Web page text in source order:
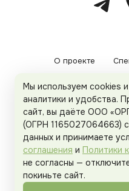
О проекте
Рекламодателям
Мы используем cookies
аналитики и удобства.
сайт, вы даёте ООО
(ОГРН 1165027064663)
данных и принимаете
соглашения и Политики
не согласны —
покиньте сайт.